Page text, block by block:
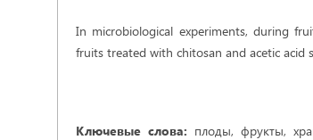
In microbiological experiments, during
fruits treated with chitosan and acetic
Ключевые слова: плоды, фрукты,